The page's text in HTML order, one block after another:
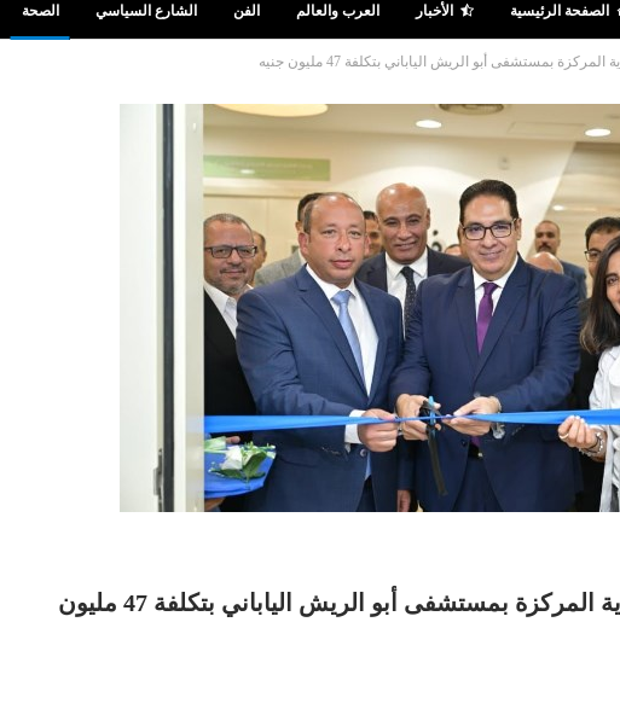
الصفحة الرئيسية الأخبار العرب والعالم الفن الشارع السياسي الصحة
بمستشفى أبو الريش الياباني بتكلفة 47 مليون جنيه
جامعة القاهرة تفتتح وحدة للرعاية المركزة بمستشفى أبو الريش الياباني بتكلفة 47 مليون